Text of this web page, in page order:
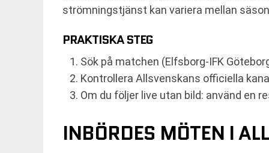
strömningstjänst kan variera mellan
PRAKTISKA STEG
Sök på matchen (Elfsborg-IFK
Kontrollera Allsvenskans officiella
Om du följer live utan bild: använd en
INBÖRDES MÖTEN I